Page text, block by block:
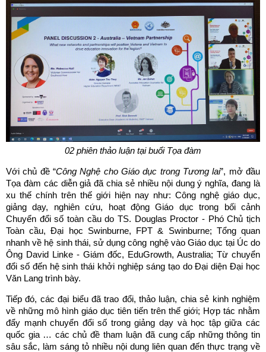
02 phiên thảo luận tạibuổi Tọa đàm
Với chủ đề “Công Nghệ cho Giáo dục trong Tương lai”, mở đầu
Tọa đàm các diễn giả đã chia sẻ nhiều nội dung ý nghĩa, đang là
xu thế chính trên thế giới hiện nay như: Công nghệ giáo dục,
giảng dạy, nghiên cứu, hoạt động Giáo dục trong bối cảnh
Chuyển đổi số toàn cầu do TS. Douglas Proctor - Phó Chủ tịch
Toàn cầu, Đại học Swinburne, FPT & Swinburne; Tổng quan
nhanh về hệ sinh thái, sử dụng công nghệ vào Giáo dục tại Úc do
Ông David Linke - Giám đốc, EduGrowth, Australia; Từ chuyển
đổi số đến hệ sinh thái khởi nghiệp sáng tạo do Đại diện Đại học
Văn Lang trình bày.
Tiếp đó, các đại biểu đã trao đổi, thảo luận, chia sẻ kinh nghiệm
về những mô hình giáo dục tiên tiến trên thế giới; Hợp tác nhằm
đẩy mạnh chuyển đổi số trong giảng dạy và học tập giữa các
quốc gia … các chủ đề tham luận đã cung cấp những thông tin
sâu sắc, làm sáng tỏ nhiều nội dung liên quan đến thực trạng về